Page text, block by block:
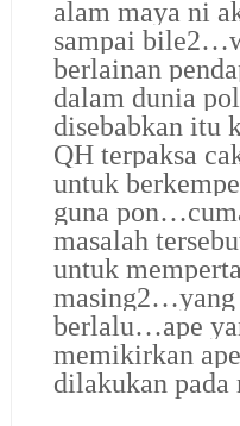
alam maya ni
sampai
berlainan
dalam dunia
disebabkan itu
QH terpaksa
untuk
guna
masalah
untuk
masing2…yang
berlalu…ape
memikirkan
dilakukan pada